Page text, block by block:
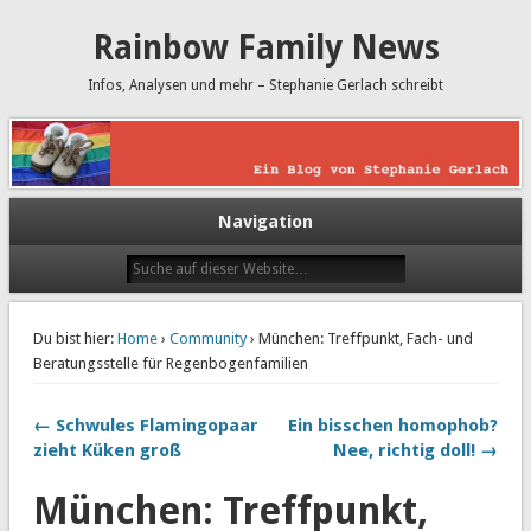
Rainbow Family News
Infos, Analysen und mehr – Stephanie Gerlach schreibt
Navigation
Du bist hier: Home› Community› München: Treffpunkt, Fach- und
Beratungsstelle für Regenbogenfamilien
← Schwules Flamingopaar
zieht Küken groß
Ein bisschen homophob?
Nee, richtig doll! →
München: Treffpunkt,